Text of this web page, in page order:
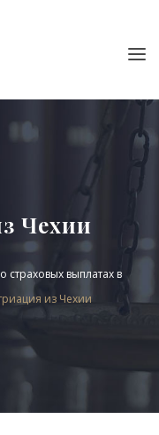
Чехии
страховых выплатах в
из Чехии